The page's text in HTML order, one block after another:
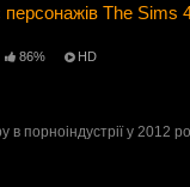
персонажів The Sims
86% HD
порноіндустрії у 2012